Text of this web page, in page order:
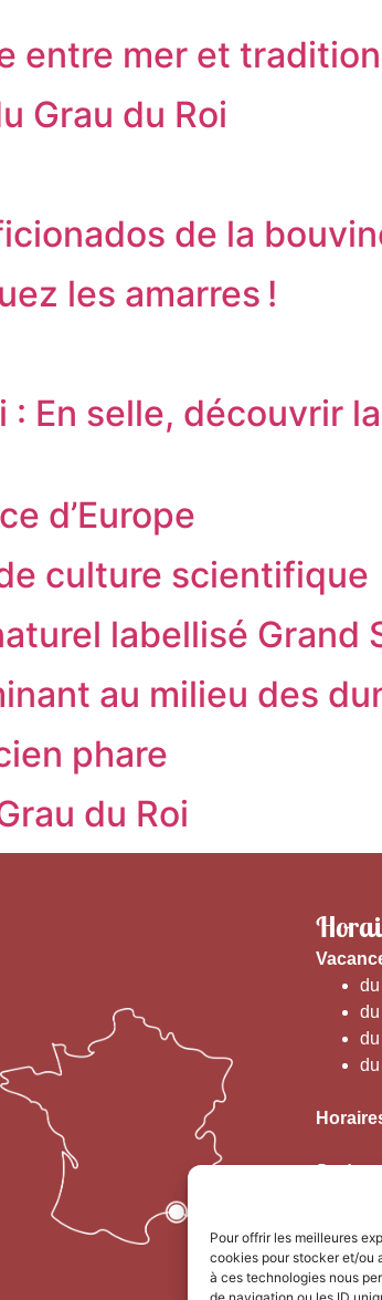
Pour offrir les meilleures
cookies pour stocker et/ou
à ces technologies nous
entre mer et
Grau du Roi
de la
les amarres !
En selle, découvrir
d’Europe
culture scientifique
labellisé Grand
au milieu des
phare
du Roi
V
Du 1er